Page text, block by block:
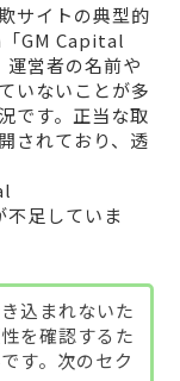
サイトの典型的
GM Capital
営者の名前や
いないことが多
です。正当な取
されており、透
足していま
込まれないた
を確認するた
す。次のセク